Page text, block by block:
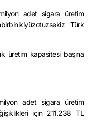
adet sigara üretim
Türk
üretim kapasitesi başına
adet sigara üretim
için 211.238 TL